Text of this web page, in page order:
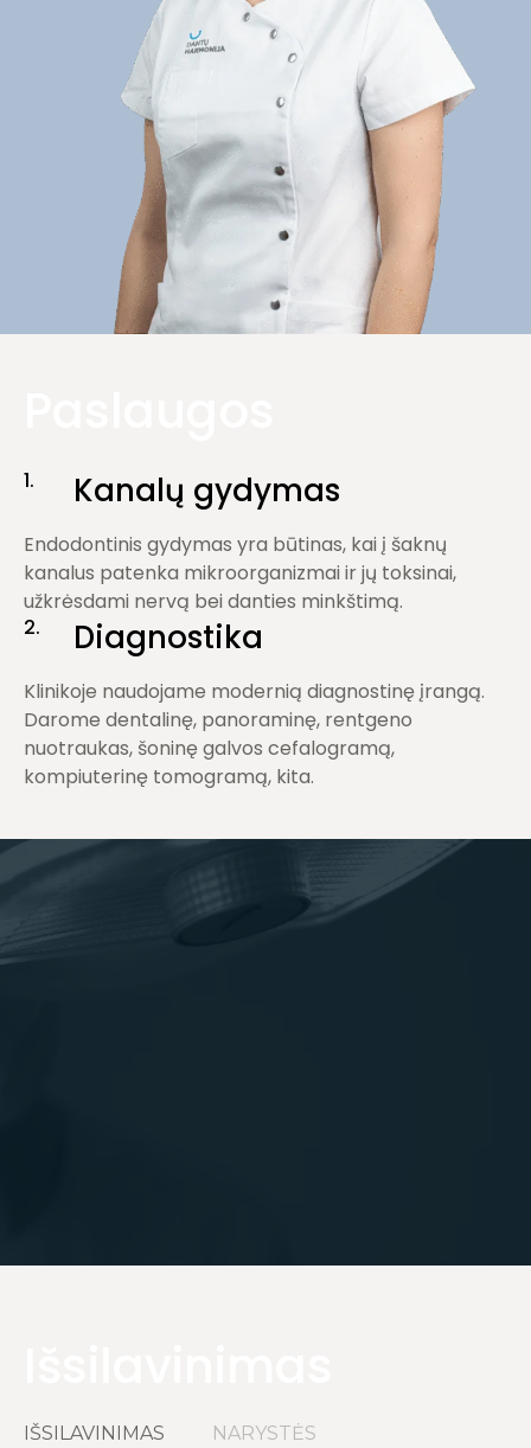
1. Kanalų gydymas
Endodontinis gydymas yra būtinas, kai į šaknų
kanalus patenka mikroorganizmai ir jų toksinai,
užkrėsdami nervą bei danties minkštimą.
2.
Diagnostika
Klinikoje naudojame modernią diagnostinę įrangą.
Darome dentalinę, panoraminę, rentgeno
nuotraukas, šoninę galvos cefalogramą,
kompiuterinę tomogramą, kita.
IŠSILAVINIMAS NARYSTĖS